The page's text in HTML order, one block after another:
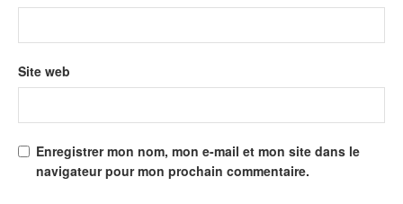
Site web
Enregistrer mon nom, mon e-mail et mon site dans le
navigateur pour mon prochain commentaire.